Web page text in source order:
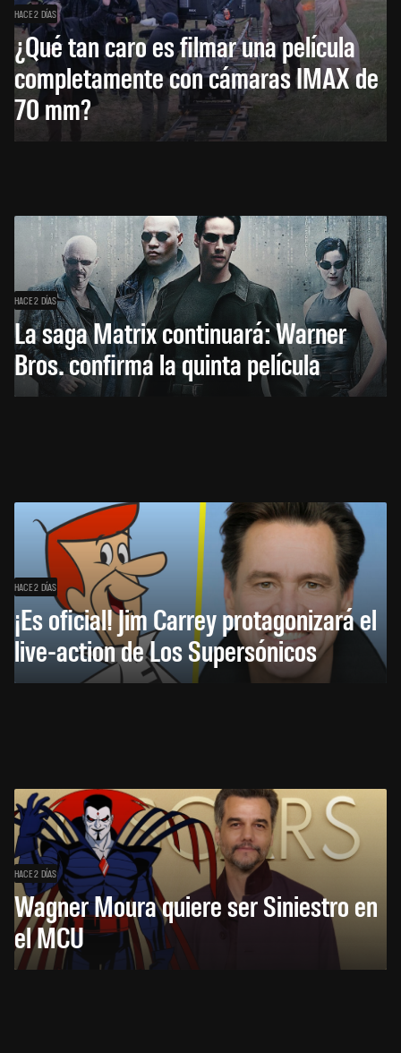
HACE 2 DÍAS
¿Qué tan caro es filmar una película
completamente con cámaras IMAX de
70 mm?
HACE 2 DÍAS
La saga Matrix continuará: Warner
Bros. confirma la quinta película
HACE 2 DÍAS
¡Es oficial! Jim Carrey protagonizará el
live-action de Los Supersónicos
HACE 2 DÍAS
Wagner Moura quiere ser Siniestro en
el MCU